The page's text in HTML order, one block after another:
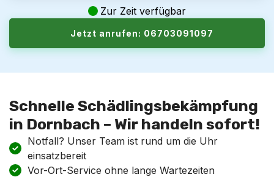
Zur Zeit verfügbar
Jetzt anrufen: 06703091097
Schnelle Schädlingsbekämpfung
in Dornbach – Wir handeln sofort!
Notfall? Unser Team ist rund um die Uhr
einsatzbereit
Vor-Ort-Service ohne lange Wartezeiten